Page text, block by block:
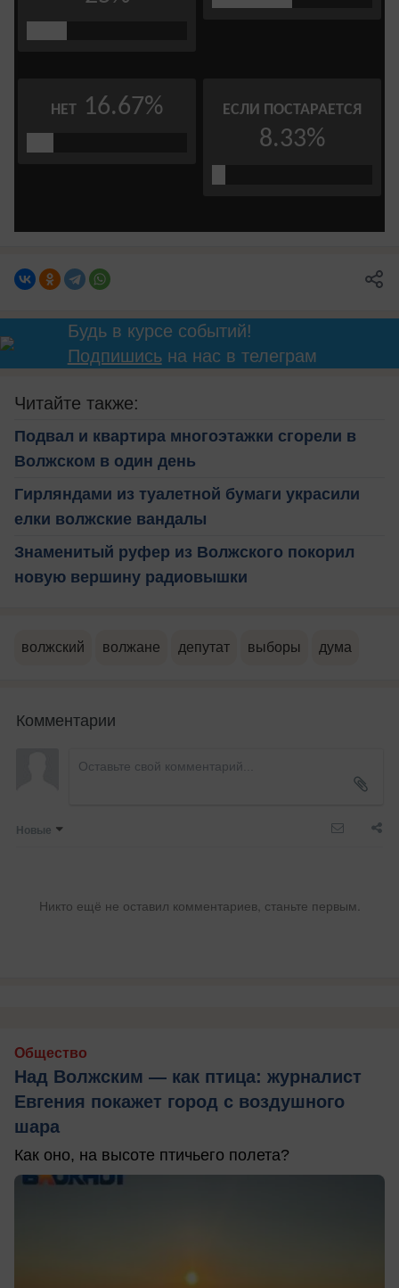
Будь в курсе событий!
Подпишисьна нас в телеграм
Читайте также:
Подвал и квартира многоэтажки сгорели в
Волжском в один день
Гирляндами из туалетной бумаги украсили
елки волжские вандалы
Знаменитый руфер из Волжского покорил
новую вершину радиовышки
волжский волжане депутат выборы дума
Комментарии
Новые
Никто ещё не оставил комментариев, станьте первым.
Общество
Над Волжским — как птица: журналист
Евгения покажет город с воздушного
шара
Как оно, на высоте птичьего полета?